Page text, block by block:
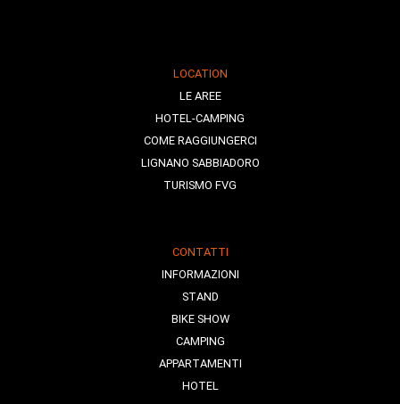
LOCATION
LE AREE
HOTEL-CAMPING
COME RAGGIUNGERCI
LIGNANO SABBIADORO
TURISMO FVG
CONTATTI
INFORMAZIONI
STAND
BIKE SHOW
CAMPING
APPARTAMENTI
HOTEL